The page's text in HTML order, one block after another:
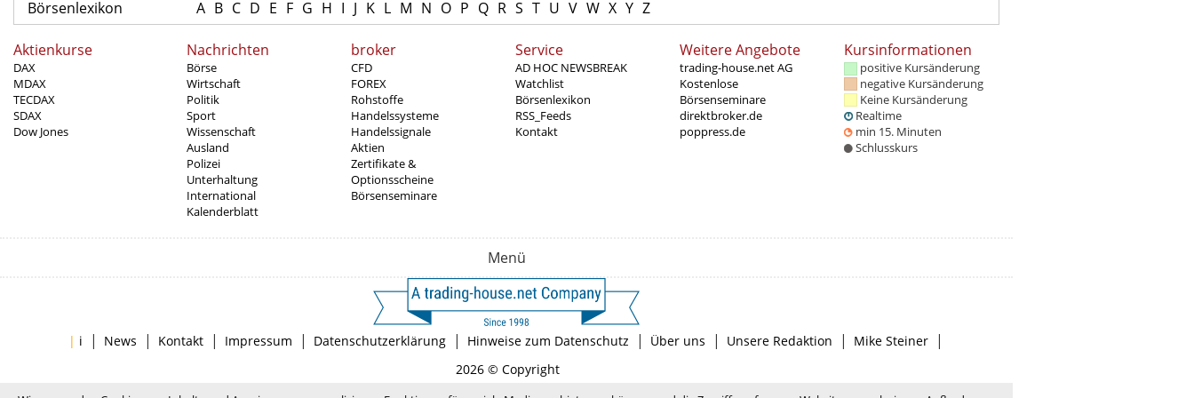
Börsenlexikon A B C D E F G H I J K L M N O P Q R S T U V W X Y Z
Aktienkurse
DAX
MDAX
TECDAX
SDAX
Dow Jones
Nachrichten
Börse
Wirtschaft
Politik
Sport
Wissenschaft
Ausland
Polizei
Unterhaltung
International
Kalenderblatt
broker
CFD
FOREX
Rohstoffe
Handelssysteme
Handelssignale
Aktien
Zertifikate &
Optionsscheine
Börsenseminare
Service
AD HOC NEWSBREAK
Watchlist
Börsenlexikon
RSS_Feeds
Kontakt
Weitere Angebote
trading-house.net AG
Kostenlose
Börsenseminare
direktbroker.de
poppress.de
Kursinformationen
positive Kursänderung
negative Kursänderung
Keine Kursänderung
Realtime
min 15. Minuten
Schlusskurs
Menü
| i | News | Kontakt | Impressum | Datenschutzerklärung | Hinweise zum Datenschutz | Über uns | Unsere Redaktion | Mike Steiner |
2026 © Copyright